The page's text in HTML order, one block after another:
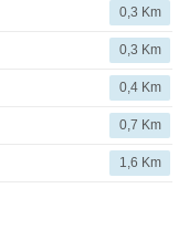
0,3 Km
0,3 Km
0,4 Km
0,7 Km
1,6 Km